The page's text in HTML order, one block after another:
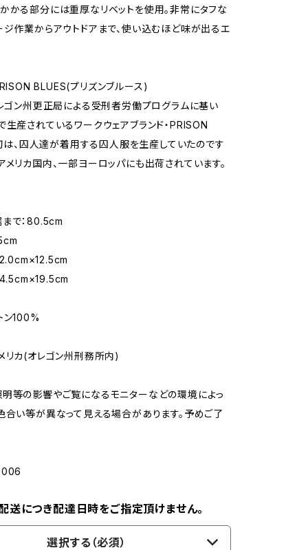
かる部分には重厚なリベットを使用。非常にタフな
ジ作業からアウトドアまで、使い込むほど味が出るエ
BLUES(プリズンブルース)
ン州更正局による受刑者労働プログラムに基い
生産されているワークウェアブランド・PRISON
は、囚人達が着用する囚人服を生産していたのです
メリカ国内、一部ヨーロッパにも出荷されています。
で：80.5cm
ン100%
リカ(オレゴン州刑務所内)
等の影響やご覧になるモニターなどの環境によっ
合い等が異なって見える場合があります。予めご了
につき配達日時をご指定頂けません。
選択する（必須）